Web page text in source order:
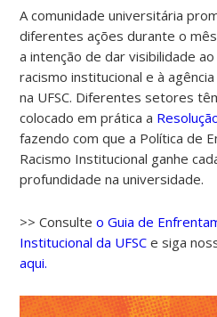
A comunidade universitária
diferentes ações durante o
a intenção de dar visibilidade
racismo institucional e à
na UFSC. Diferentes setores
colocado em prática a
fazendo com que a Política de
Racismo Institucional ganhe
profundidade na universidade.
>> Consulteo Guia de
Institucional da UFSC e siga
aqui.